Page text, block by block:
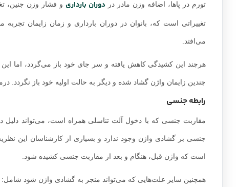
تورم در پاها، اضافه وزن مادر در دوران بارداری و فشار وزن جنین،
تغییراتی است که، بانوان در دوران بارداری و زمان زایمان
می‌افتد.
چندین زایمان واژن گشاد شده و دیگر به حالت اولیه خود باز نگردد.
رابطه جنسی
مقاربت جنسی که با دخول آلت تناسلی همراه است، می‌تواند دلیل
جنسی بر گشادی واژن وجود ندارد و بسیاری از کارشناسان این
است که واژن قبل، هنگام و بعد از مقاربت جنسی کشیده شود.
همچنین سایر علت‌هایی که می‌تواند منجر به گشادی واژن شود شامل: